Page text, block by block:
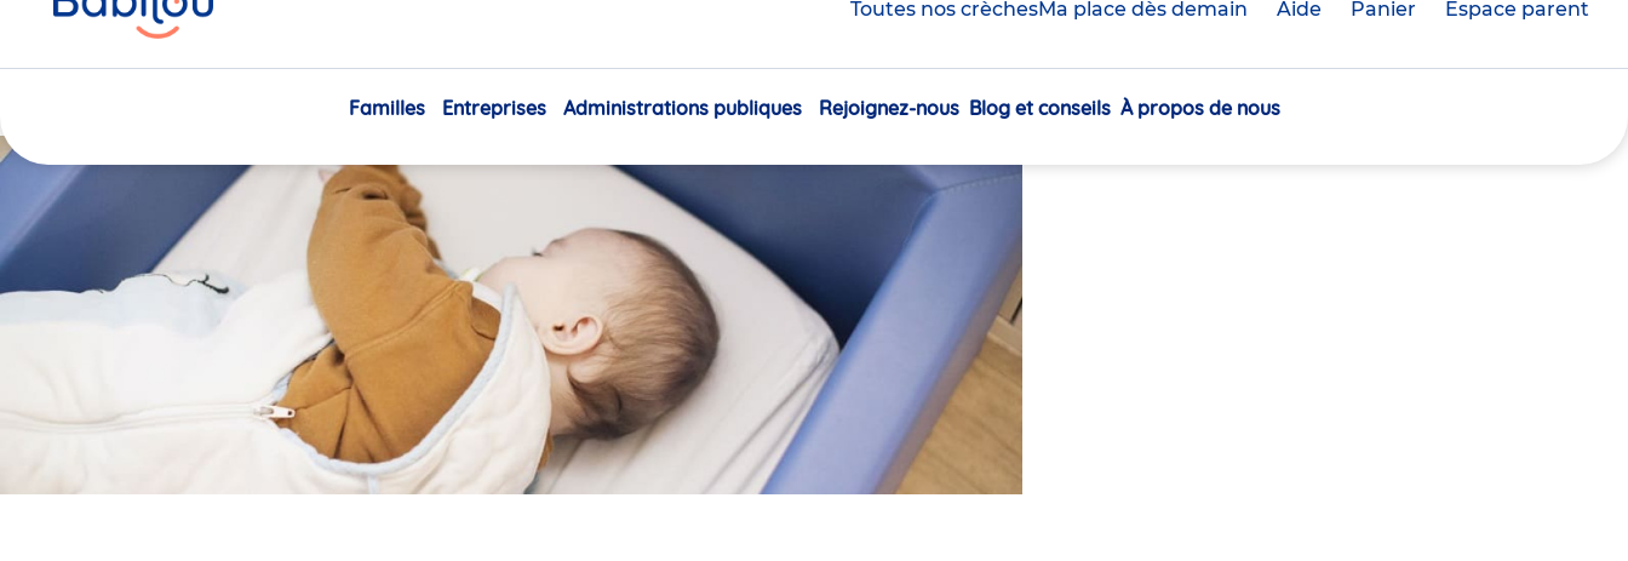
Toutes nos crèchesMa place dès demain Aide Panier crèche(s)
Espace parent
Navigation
Familles Entreprises Administrations publiques Rejoignez-nous Blog et conseils À propos de nous
Sommeil agité de bébé : faut-il s’inquiéter ?